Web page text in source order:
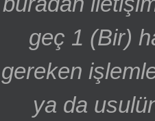
geç 1 (Bir)
gereken
ya da